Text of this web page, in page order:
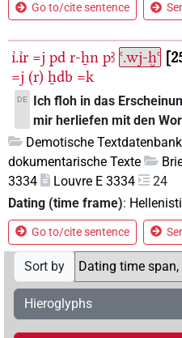
Go to/cite sentence
ı͗.ı͗r =j pd r-ẖn pꜣ ꜥ.wj-ḫꜥ
=j (r) ẖdb =k
DE
Ich floh in das
mir herliefen mit den
Demotische Textdatenbank
dokumentarische Texte
3334
Louvre E 3334
24
Dating (time frame):
Go to/cite sentence
Sort by
Hieroglyphs